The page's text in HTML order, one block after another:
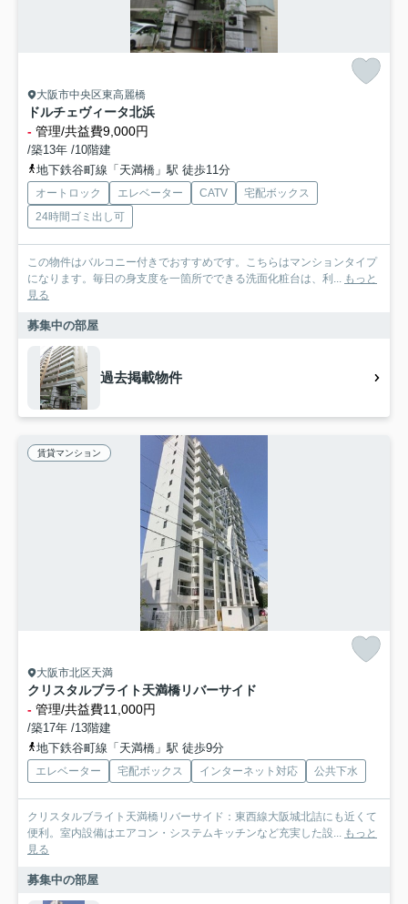
大阪市中央区東高麗橋
ドルチェヴィータ北浜
- 管理/共益費9,000円
/築13年 /10階建
地下鉄谷町線「天満橋」駅 徒歩11分
オートロック エレベーター CATV
宅配ボックス
24時間ゴミ出し可
この物件はバルコニー付きでおすすめです。こちらはマンションタイプ
になります。毎日の身支度を一箇所でできる洗面化粧台は、利... もっと
見る
募集中の部屋
過去掲載物件
賃貸マンション
大阪市北区天満
クリスタルブライト天満橋リバーサイド
- 管理/共益費11,000円
/築17年 /13階建
地下鉄谷町線「天満橋」駅 徒歩9分
エレベーター 宅配ボックス インターネット対応 公共下水
クリスタルブライト天満橋リバーサイド：東西線大阪城北詰にも近くて
便利。室内設備はエアコン・システムキッチンなど充実した設... もっと
見る
募集中の部屋